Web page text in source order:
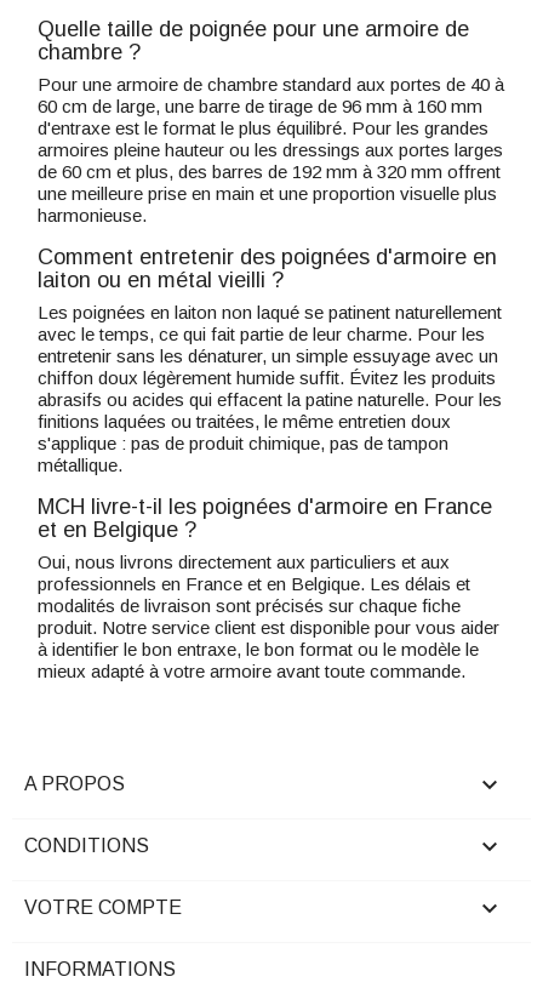
Quelle taille de poignée pour une armoire de
chambre ?
Pour une armoire de chambre standard aux portes de 40 à
60 cm de large, une barre de tirage de 96 mm à 160 mm
d'entraxe est le format le plus équilibré. Pour les grandes
armoires pleine hauteur ou les dressings aux portes larges
de 60 cm et plus, des barres de 192 mm à 320 mm offrent
une meilleure prise en main et une proportion visuelle plus
harmonieuse.
Comment entretenir des poignées d'armoire en
laiton ou en métal vieilli ?
Les poignées en laiton non laqué se patinent naturellement
avec le temps, ce qui fait partie de leur charme. Pour les
entretenir sans les dénaturer, un simple essuyage avec un
chiffon doux légèrement humide suffit. Évitez les produits
abrasifs ou acides qui effacent la patine naturelle. Pour les
finitions laquées ou traitées, le même entretien doux
s'applique : pas de produit chimique, pas de tampon
métallique.
MCH livre-t-il les poignées d'armoire en France
et en Belgique ?
Oui, nous livrons directement aux particuliers et aux
professionnels en France et en Belgique. Les délais et
modalités de livraison sont précisés sur chaque fiche
produit. Notre service client est disponible pour vous aider
à identifier le bon entraxe, le bon format ou le modèle le
mieux adapté à votre armoire avant toute commande.
A PROPOS 
CONDITIONS 
VOTRE COMPTE 
INFORMATIONS